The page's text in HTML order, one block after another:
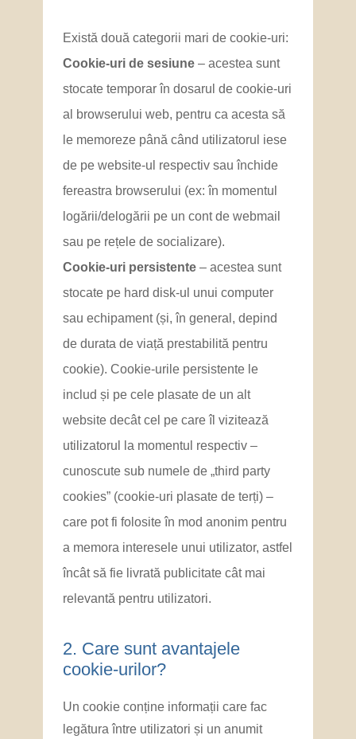
Există două categorii mari de cookie-uri:
Cookie-uri de sesiune – acestea sunt
stocate temporar în dosarul de cookie-uri
al browserului web, pentru ca acesta să
le memoreze până când utilizatorul iese
de pe website-ul respectiv sau închide
fereastra browserului (ex: în momentul
logării/delogării pe un cont de webmail
sau pe rețele de socializare).
Cookie-uri persistente – acestea sunt
stocate pe hard disk-ul unui computer
sau echipament (și, în general, depind
de durata de viață prestabilită pentru
cookie). Cookie-urile persistente le
includ și pe cele plasate de un alt
website decât cel pe care îl vizitează
utilizatorul la momentul respectiv –
cunoscute sub numele de „third party
cookies” (cookie-uri plasate de terți) –
care pot fi folosite în mod anonim pentru
a memora interesele unui utilizator, astfel
încât să fie livrată publicitate cât mai
relevantă pentru utilizatori.
2. ​Care sunt avantajele
cookie-urilor?
Un cookie conține informații care fac
legătura între utilizatori și un anumit